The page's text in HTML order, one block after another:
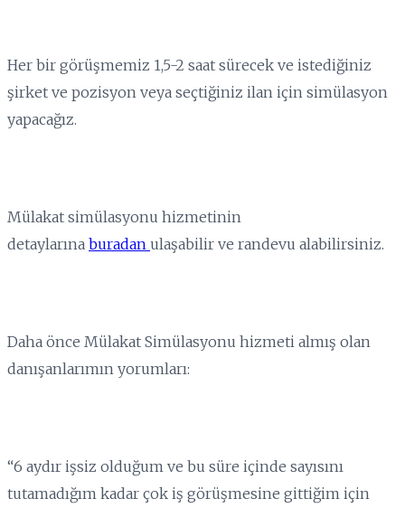
Her bir görüşmemiz 1,5-2 saat sürecek ve istediğiniz
şirket ve pozisyon veya seçtiğiniz ilan için simülasyon
yapacağız.
Mülakat simülasyonu hizmetinin
detaylarına buradan ulaşabilir ve randevu alabilirsiniz.
Daha önce Mülakat Simülasyonu hizmeti almış olan
danışanlarımın yorumları:
“6 aydır işsiz olduğum ve bu süre içinde sayısını
tutamadığım kadar çok iş görüşmesine gittiğim için